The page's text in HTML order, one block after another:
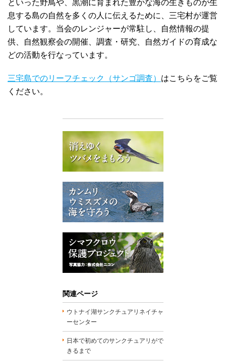
といった野鳥や、黒潮に育まれた豊かな海の生きものが生
息する島の自然を多くの人に伝えるために、三宅村が運営
しています。当会のレンジャーが常駐し、自然情報の提
供、自然観察会の開催、調査・研究、自然ガイドの育成な
どの活動を行なっています。
三宅島でのリーフチェック（サンゴ調査） はこちらをご覧
ください。
関連ページ
ウトナイ湖サンクチュアリネイチャ
ーセンター
日本で初めてのサンクチュアリがで
きるまで